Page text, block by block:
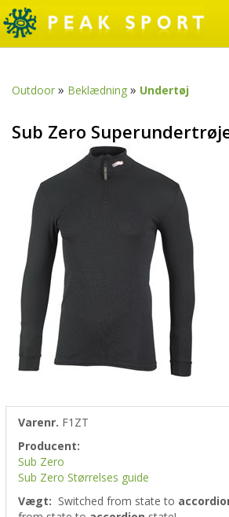
Outdoor » Beklædning » Undertøj
Sub Zero
Varenr. F1ZT
Producent:
Sub Zero
Sub Zero Størrelses guide
Vægt: Switched from state to